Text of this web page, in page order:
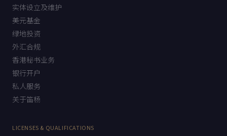
实体设立及维护
美元基金
绿地投资
外汇合规
香港秘书业务
银行开户
私人服务
关于笛杨
LICENSES & QUALIFICATIONS